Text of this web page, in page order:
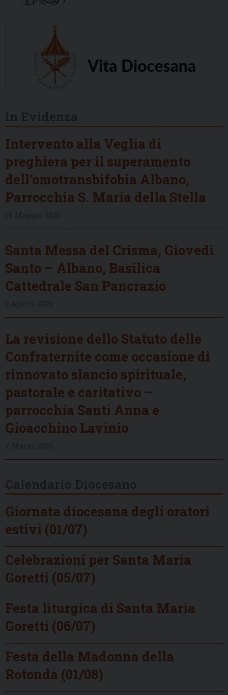
Intervento alla Veglia di
preghiera per il superamento
dell’omotransbifobia Albano,
Parrocchia S. Maria della Stella
Santa Messa del Crisma, Giovedì
Santo – Albano, Basilica
Cattedrale San Pancrazio
La revisione dello Statuto delle
Confraternite come occasione di
rinnovato slancio spirituale,
pastorale e caritativo –
parrocchia Santi Anna e
Gioacchino Lavinio
Giornata diocesana degli oratori
estivi (01/07)
Celebrazioni per Santa Maria
Goretti (05/07)
Festa liturgica di Santa Maria
Goretti (06/07)
Festa della Madonna della
Rotonda (01/08)